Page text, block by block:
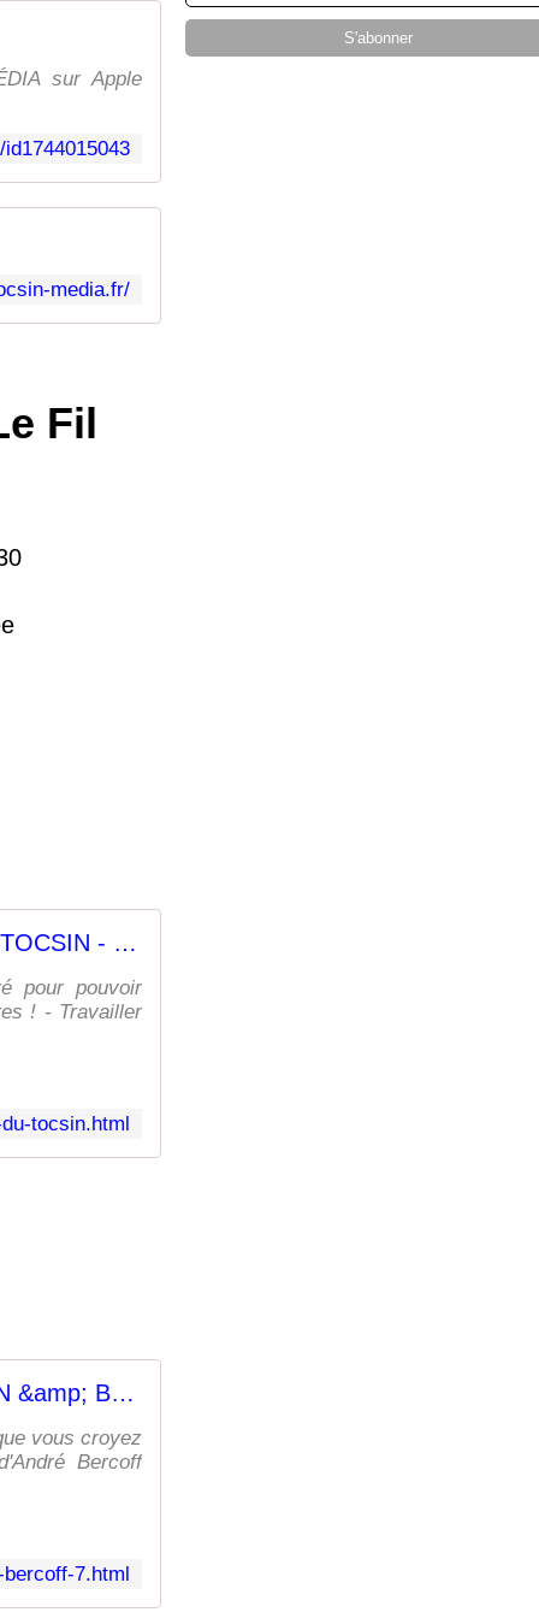
sur Apple
media.fr/
Fil
20h La Gazette du TOCSIN - Le Fil d'Arkébi
pour pouvoir
! - Travailler
tocsin.html
13h00 TOCSIN &amp; BERCOFF - Le Fil d'Arkébi
vous croyez
Bercoff
7.html